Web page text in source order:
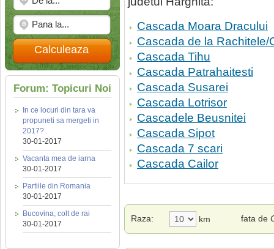
Calculeaza
Forum: Topicuri Noi
In ce locuri din tara va
propuneti sa mergeti in
2017?
30-01-2017
Vacanta mea de iarna
30-01-2017
Partiile din Romania
30-01-2017
Bucovina, colt de rai
30-01-2017
Cascada Moara Dracului
Cascada de la Rachitele/
Cascada Tihu
Cascada Patrahaitesti
Cascada Susarei
Cascada Lotrisor
Cascadele Beusnitei
Cascada Sipot
Cascada 7 scari
Cascada Cailor
Raza: km fata de